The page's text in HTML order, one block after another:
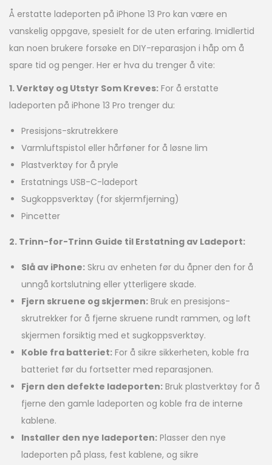
Å erstatte ladeporten på iPhone 13 Pro kan være en
vanskelig oppgave, spesielt for de uten erfaring. Imidlertid
kan noen brukere forsøke en DIY-reparasjon i håp om å
spare tid og penger. Her er hva du trenger å vite:
1. Verktøy og Utstyr Som Kreves: For å erstatte
ladeporten på iPhone 13 Pro trenger du:
Presisjons-skrutrekkere
Varmluftspistol eller hårføner for å løsne lim
Plastverktøy for å pryle
Erstatnings USB-C-ladeport
Sugkoppsverktøy (for skjermfjerning)
Pincetter
2. Trinn-for-Trinn Guide til Erstatning av Ladeport:
Slå av iPhone: Skru av enheten før du åpner den for å
unngå kortslutning eller ytterligere skade.
Fjern skruene og skjermen: Bruk en presisjons-
skrutrekker for å fjerne skruene rundt rammen, og løft
skjermen forsiktig med et sugkoppsverktøy.
Koble fra batteriet: For å sikre sikkerheten, koble fra
batteriet før du fortsetter med reparasjonen.
Fjern den defekte ladeporten: Bruk plastverktøy for å
fjerne den gamle ladeporten og koble fra de interne
kablene.
Installer den nye ladeporten: Plasser den nye
ladeporten på plass, fest kablene, og sikre